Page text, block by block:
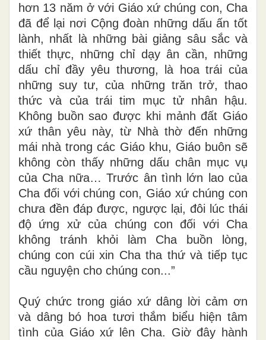
hơn 13 năm ở với Giáo xứ chúng con, Cha
đã để lại nơi Cộng đoàn những dấu ấn tốt
lành, nhất là những bài giảng sâu sắc và
thiết thực, những chỉ dạy ân cần, những
dấu chỉ đầy yêu thương, là hoa trái của
những suy tư, của những trăn trở, thao
thức và của trái tim mục tử nhân hậu.
Không buồn sao được khi mảnh đất Giáo
xứ thân yêu này, từ Nhà thờ đến những
mái nhà trong các Giáo khu, Giáo buôn sẽ
không còn thấy những dấu chân mục vụ
của Cha nữa… Trước ân tình lớn lao của
Cha đối với chúng con, Giáo xứ chúng con
chưa đền đáp được, ngược lại, đôi lúc thái
độ ứng xử của chúng con đối với Cha
không tránh khỏi làm Cha buồn lòng,
chúng con cúi xin Cha tha thứ và tiếp tục
cầu nguyện cho chúng con...”
Quý chức trong giáo xứ dâng lời cảm ơn
và dâng bó hoa tươi thắm biểu hiện tâm
tình của Giáo xứ lên Cha. Giờ đây hành